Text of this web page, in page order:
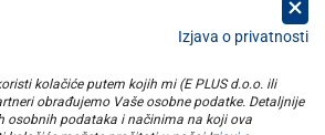
Izjava o privatnosti
kolačiće putem kojih mi (E PLUS d.o.o. ili
obrađujemo Vaše osobne podatke. Detaljnije
osobnih podataka i načinima na koji ova